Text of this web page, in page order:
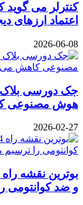
کنترلر می
اعتماد ارزهای
2026-06-08
هوش مصنوعی
2026-02-27
و ضد کوانتومی